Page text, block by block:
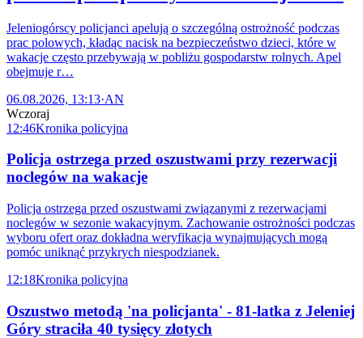
Jeleniogórscy policjanci apelują o szczególną ostrożność podczas
prac polowych, kładąc nacisk na bezpieczeństwo dzieci, które w
wakacje często przebywają w pobliżu gospodarstw rolnych. Apel
obejmuje r…
06.08.2026, 13:13·AN
Wczoraj
12:46Kronika policyjna
Policja ostrzega przed oszustwami przy rezerwacji
noclegów na wakacje
Policja ostrzega przed oszustwami związanymi z rezerwacjami
noclegów w sezonie wakacyjnym. Zachowanie ostrożności podczas
wyboru ofert oraz dokładna weryfikacja wynajmujących mogą
pomóc uniknąć przykrych niespodzianek.
12:18Kronika policyjna
Oszustwo metodą 'na policjanta' - 81-latka z Jeleniej
Góry straciła 40 tysięcy złotych